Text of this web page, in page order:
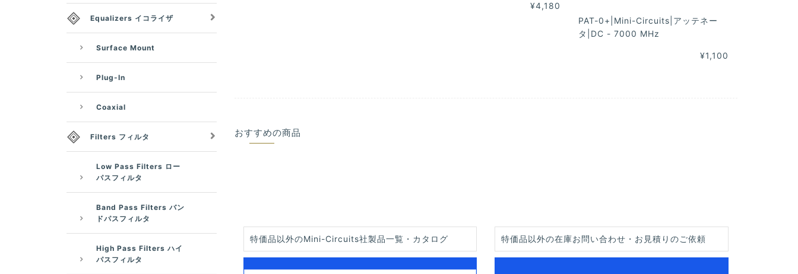
¥4,180
PAT-0+|Mini-Circuits|アッテネー
タ|DC - 7000 MHz
¥1,100
おすすめの商品
特価品以外のMini-Circuits社製品一覧・カタログ 特価品以外の在庫お問い合わせ・お見積りのご依頼
Equalizers イコライザ
Surface Mount
Plug-In
Coaxial
Filters フィルタ
Low Pass Filters ロー
パスフィルタ
Band Pass Filters バン
ドパスフィルタ
High Pass Filters ハイ
パスフィルタ